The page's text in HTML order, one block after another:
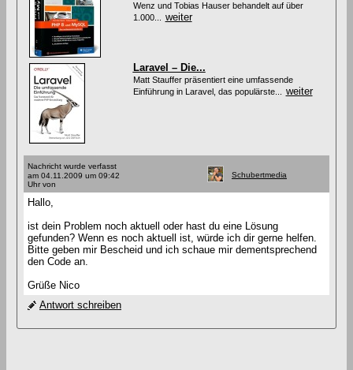
Wenz und Tobias Hauser behandelt auf über
1.000... weiter
Laravel – Die...
Matt Stauffer präsentiert eine umfassende
Einführung in Laravel, das populärste... weiter
Nachricht wurde verfasst
am 04.11.2009 um 09:42
Uhr von
Schubertmedia
Hallo,
ist dein Problem noch aktuell oder hast du eine Lösung
gefunden? Wenn es noch aktuell ist, würde ich dir gerne helfen.
Bitte geben mir Bescheid und ich schaue mir dementsprechend
den Code an.
Grüße Nico
Antwort schreiben